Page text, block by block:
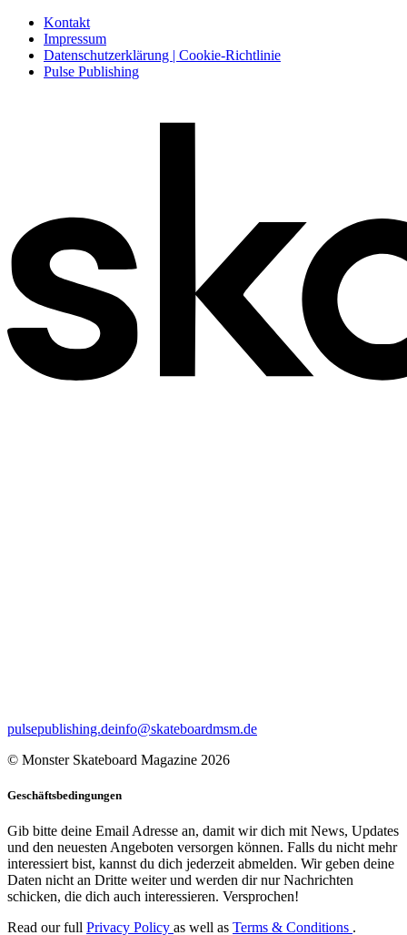
Kontakt
Impressum
Datenschutzerklärung | Cookie-Richtlinie
Pulse Publishing
pulsepublishing.deinfo@skateboardmsm.de
© Monster Skateboard Magazine 2026
Geschäftsbedingungen
Gib bitte deine Email Adresse an, damit wir dich mit News, Updates
und den neuesten Angeboten versorgen können. Falls du nicht mehr
interessiert bist, kannst du dich jederzeit abmelden. Wir geben deine
Daten nicht an Dritte weiter und werden dir nur Nachrichten
schicken, die dich auch interessieren. Versprochen!
Read our full Privacy Policy as well as Terms & Conditions .